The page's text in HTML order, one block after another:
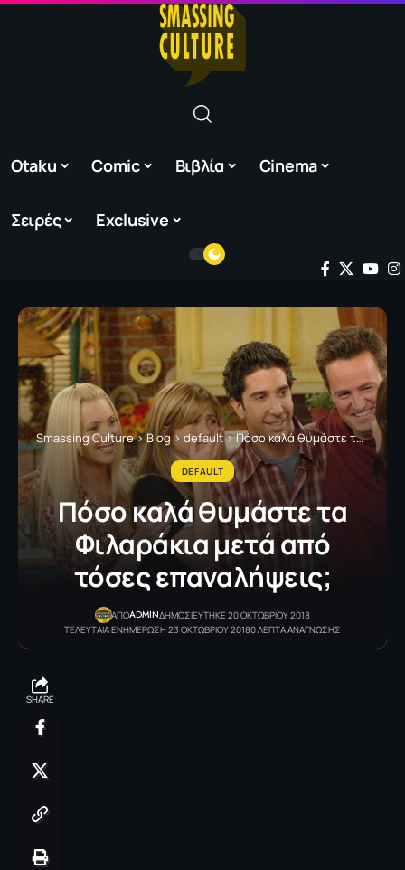
Otaku Comic Βιβλία Cinema
Σειρές Exclusive
Smassing Culture>Blog> default>Πόσο καλά θυμάστε τα Φιλαράκια μετά από τόσες επαναλήψεις;
DEFAULT
Πόσο καλά θυμάστε τα
Φιλαράκια μετά από
τόσες επαναλήψεις;
ΑΠΟADMINΔΗΜΟΣΙΕΥΤΗΚΕ 20 ΟΚΤΩΒΡΙΟΥ 2018
ΤΕΛΕΥΤΑΙΑ ΕΝΗΜΕΡΩΣΗ 23 ΟΚΤΩΒΡΙΟΥ 20180 ΛΕΠΤΑ ΑΝΑΓΝΩΣΗΣ
SHARE